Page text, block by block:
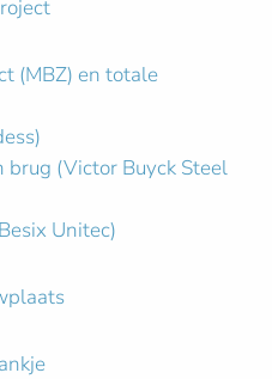
(MBZ) en totale
brug (Victor Buyck Steel
Unitec)